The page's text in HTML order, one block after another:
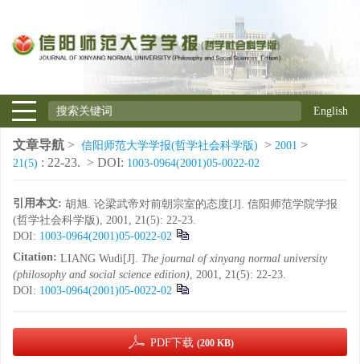
English
文章导航 > 信阳师范大学学报(哲学社会科学版) > 2001 >
21(5) : 22-23. > DOI: 1003-0964(2001)05-0022-02
引用本文: 胡旭. 论梁武帝对前朝宗室的态度[J]. 信阳师范学院学报
(哲学社会科学版), 2001, 21(5): 22-23.
DOI: 1003-0964(2001)05-0022-02
Citation: LIANG Wudi[J]. The journal of xinyang normal university
(philosophy and social science edition), 2001, 21(5): 22-23.
DOI: 1003-0964(2001)05-0022-02
PDF下载 (200 KB)